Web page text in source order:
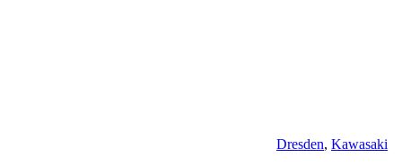
Dresden, Kawasaki